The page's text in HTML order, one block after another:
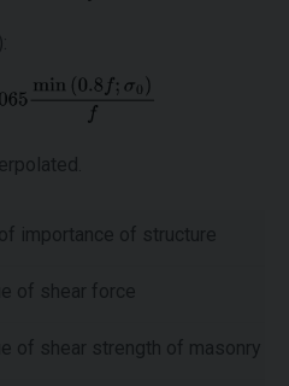
importance of structure
of shear force
of shear strength of masonry